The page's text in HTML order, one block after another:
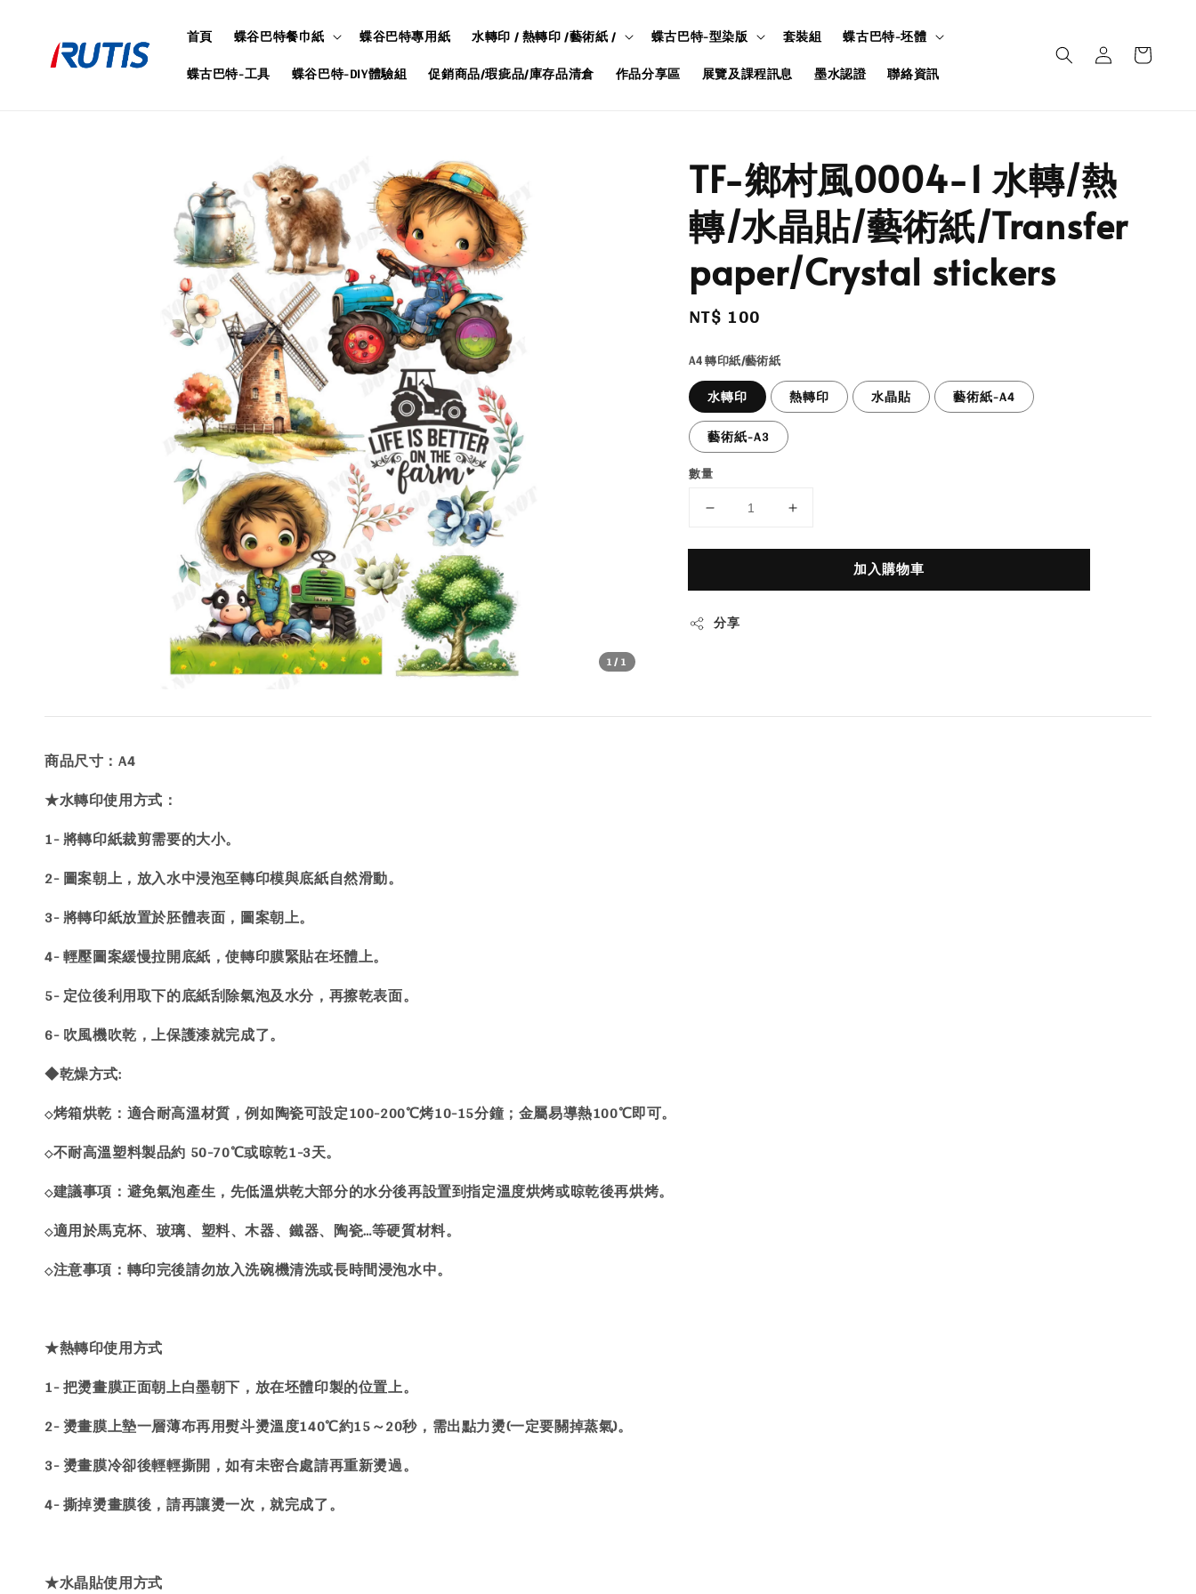
首頁 蝶谷巴特餐巾紙 蝶谷巴特專用紙 水轉印 / 熱轉印 /藝術紙 / 蝶古巴特-型染版 套裝組
蝶古巴特-坯體
蝶古巴特-工具
蝶谷巴特-DIY體驗組 促銷商品/瑕疵品/庫存品清倉 作品分享區 展覽及課程訊息 墨水認證 聯絡資訊
1/1
TF-鄉村風0004-1 水轉/熱
轉/水晶貼/藝術紙/Transfer
paper/Crystal stickers
Regular
NT$ 100
A4 轉印紙/藝術紙
水轉印 熱轉印 水晶貼
藝術紙-A4
藝術紙-A3
數量
加入購物車
分享
商品尺寸：A4
★水轉印使用方式：
1- 將轉印紙裁剪需要的大小。
2- 圖案朝上，放入水中浸泡至轉印模與底紙自然滑動。
3- 將轉印紙放置於胚體表面，圖案朝上。
4- 輕壓圖案緩慢拉開底紙，使轉印膜緊貼在坯體上。
5- 定位後利用取下的底紙刮除氣泡及水分，再擦乾表面。
6- 吹風機吹乾，上保護漆就完成了。
◆乾燥方式:
◇烤箱烘乾：適合耐高溫材質，例如陶瓷可設定100-200℃烤10-15分鐘；金屬易導熱100℃即可。
◇不耐高溫塑料製品約 50-70℃或晾乾1-3天。
◇建議事項：避免氣泡產生，先低溫烘乾大部分的水分後再設置到指定溫度烘烤或晾乾後再烘烤。
◇適用於馬克杯、玻璃、塑料、木器、鐵器、陶瓷…等硬質材料。
◇注意事項：轉印完後請勿放入洗碗機清洗或長時間浸泡水中。
★熱轉印使用方式
1- 把燙畫膜正面朝上白墨朝下，放在坯體印製的位置上。
2- 燙畫膜上墊一層薄布再用熨斗燙溫度140℃約15～20秒，需出點力燙(一定要關掉蒸氣)。
3- 燙畫膜冷卻後輕輕撕開，如有未密合處請再重新燙過。
4- 撕掉燙畫膜後，請再讓燙一次，就完成了。
★水晶貼使用方式